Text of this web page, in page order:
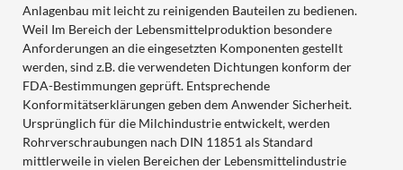
Anlagenbau mit leicht zu reinigenden Bauteilen zu bedienen.
Weil Im Bereich der Lebensmittelproduktion besondere
Anforderungen an die eingesetzten Komponenten gestellt
werden, sind z.B. die verwendeten Dichtungen konform der
FDA-Bestimmungen geprüft. Entsprechende
Konformitätserklärungen geben dem Anwender Sicherheit.
Ursprünglich für die Milchindustrie entwickelt, werden
Rohrverschraubungen nach DIN 11851 als Standard
mittlerweile in vielen Bereichen der Lebensmittelindustrie